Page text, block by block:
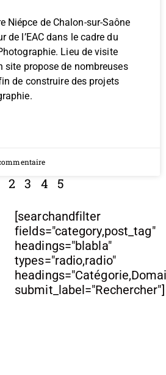
Niépce de Chalon-sur-Saône
de l’EAC dans le cadre du
Lieu de visite
site propose de nombreuses
de construire des projets
2 3 4 5
[searchandfilter
fields="category,post_tag"
headings="blabla"
types="radio,radio"
submit_label="Rechercher"]